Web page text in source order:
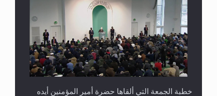
خطبة الجمعة التي ألقاها حضرة أمير المؤمنين أيده